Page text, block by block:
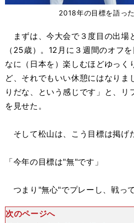
2018年の目標を語っ
まずは、今大会で３度目の出場
（25歳）。12月に３週間のオフ
なに（日本を）楽しむほどゆっく
ど、それでもいい休憩にはなりま
りだな、という感じです」と、リ
を見せた。
そして松山は、こう目標は掲げ
「今年の目標は"無"です」
つまり"無心"でプレーし、戦っ
次のページへ